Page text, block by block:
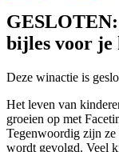
bijles voor je
Deze winactie is
Het leven van
groeien op met
Tegenwoordig zijn
wordt gevolgd. Veel